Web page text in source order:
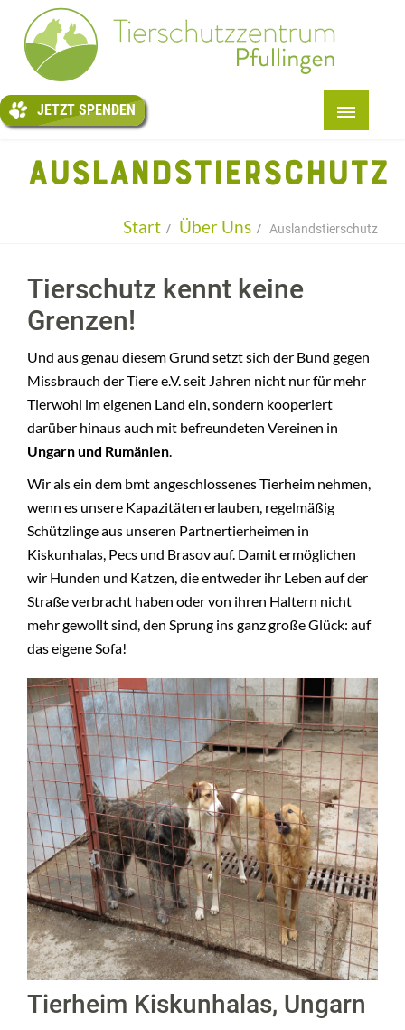
SPENDEN
JETZT SPENDEN
ÜBER UNS +
TIERTAFEL
HELFEN
INFOS +
KONTAKT
BMT
AUSLANDSTIERSCHUTZ
Start Über Uns Auslandstierschutz
Tierschutz kennt keine
Grenzen!
Und aus genau diesem Grund setzt sich der Bund gegen
Missbrauch der Tiere e.V. seit Jahren nicht nur für mehr
Tierwohl im eigenen Land ein, sondern kooperiert
darüber hinaus auch mit befreundeten Vereinen in
Ungarn und Rumänien.
Wir als ein dem bmt angeschlossenes Tierheim nehmen,
wenn es unsere Kapazitäten erlauben, regelmäßig
Schützlinge aus unseren Partnertierheimen in
Kiskunhalas, Pecs und Brasov auf. Damit ermöglichen
wir Hunden und Katzen, die entweder ihr Leben auf der
Straße verbracht haben oder von ihren Haltern nicht
mehr gewollt sind, den Sprung ins ganz große Glück: auf
das eigene Sofa!
Tierheim Kiskunhalas, Ungarn